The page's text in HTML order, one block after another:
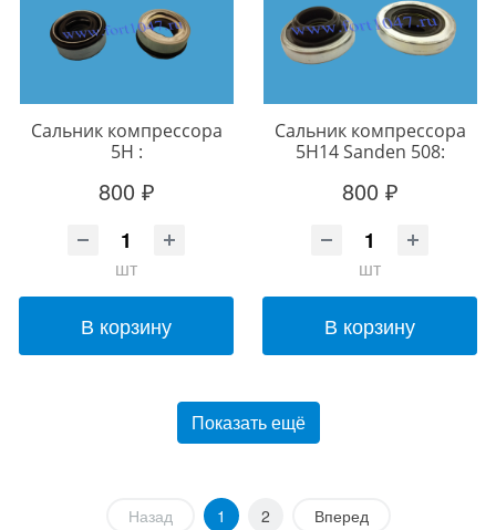
Сальник компрессора
5H :
800 ₽
шт
В корзину
Сальник компрессора
5H14 Sanden 508:
800 ₽
шт
В корзину
Показать ещё
Назад 1 2 Вперед